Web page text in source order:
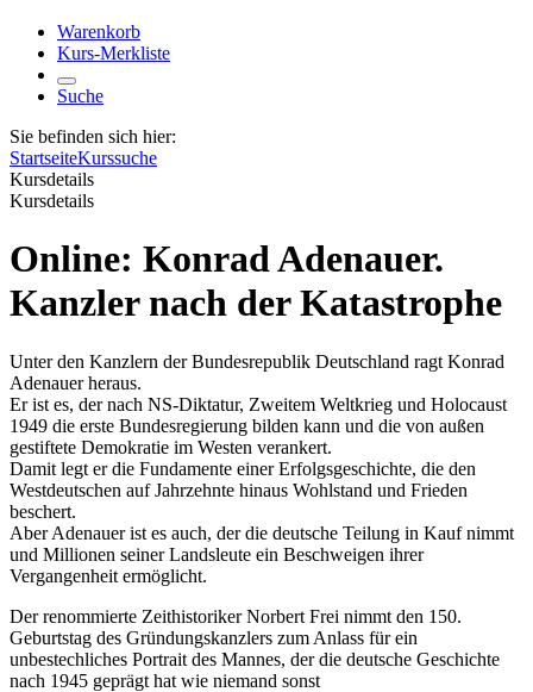
Warenkorb
Kurs-Merkliste
Suche
Sie befinden sich hier:
StartseiteKurssuche
Kursdetails
Kursdetails
Online: Konrad Adenauer.
Kanzler nach der Katastrophe
Unter den Kanzlern der Bundesrepublik Deutschland ragt Konrad
Adenauer heraus.
Er ist es, der nach NS-Diktatur, Zweitem Weltkrieg und Holocaust
1949 die erste Bundesregierung bilden kann und die von außen
gestiftete Demokratie im Westen verankert.
Damit legt er die Fundamente einer Erfolgsgeschichte, die den
Westdeutschen auf Jahrzehnte hinaus Wohlstand und Frieden
beschert.
Aber Adenauer ist es auch, der die deutsche Teilung in Kauf nimmt
und Millionen seiner Landsleute ein Beschweigen ihrer
Vergangenheit ermöglicht.
Der renommierte Zeithistoriker Norbert Frei nimmt den 150.
Geburtstag des Gründungskanzlers zum Anlass für ein
unbestechliches Portrait des Mannes, der die deutsche Geschichte
nach 1945 geprägt hat wie niemand sonst